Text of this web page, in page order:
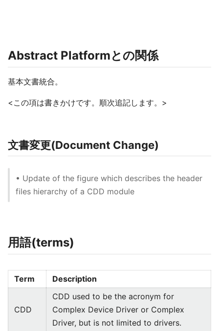
Abstract Platformとの関係
基本文書統合。
<この項は書きかけです。順次追記します。>
文書変更(Document Change)
• Update of the figure which describes the header
files hierarchy of a CDD module
用語(terms)
Term Description
CDD
CDD used to be the acronym for
Complex Device Driver or Complex
Driver, but is not limited to drivers.